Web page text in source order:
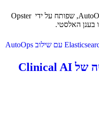
Elastic חברת Search AI, הודיעה כי AutoOps, שפותח על ידי Opster
Oracle חשפה גרסה חדשה של Clinical AI